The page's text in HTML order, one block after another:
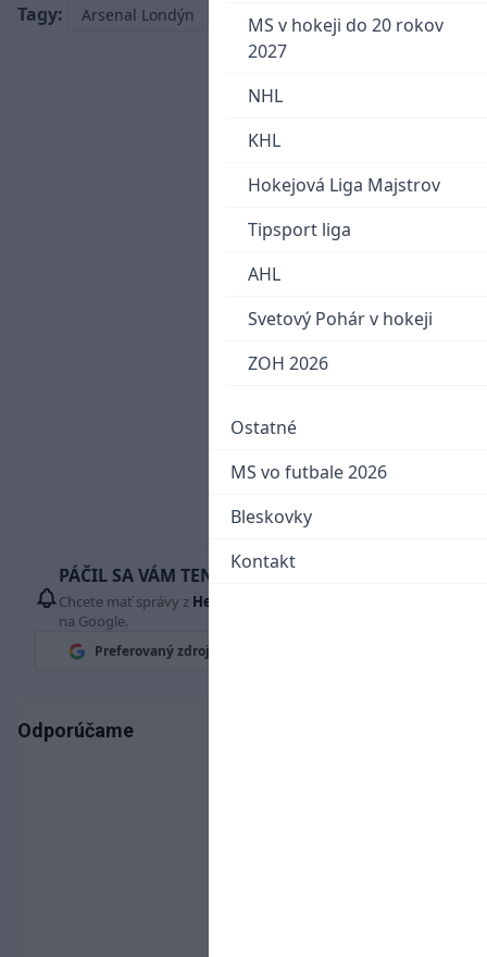
MS v hokeji do 20 rokov
2027
NHL
KHL
Hokejová Liga Majstrov
Tipsport liga
AHL
Svetový Pohár v hokeji
ZOH 2026
Ostatné
MS vo futbale 2026
Bleskovky
Kontakt
Tagy: Arsenal Londýn
PÁČIL SA VÁM TENTO ČLÁNOK?
Chcete mať správy z Hetrik.sk
na Google.
Preferovaný zdroj
Odporúčame